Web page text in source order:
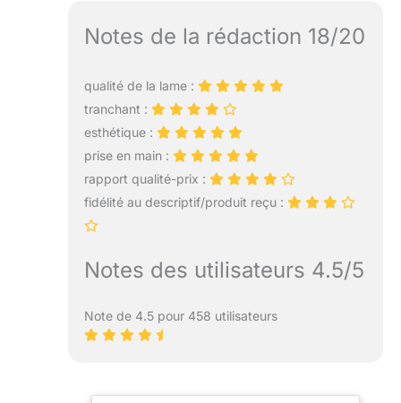
Notes de la rédaction 18/20
qualité de la lame :
tranchant :
esthétique :
prise en main :
rapport qualité-prix :
fidélité au descriptif/produit reçu :
Notes des utilisateurs 4.5/5
Note de 4.5 pour 458 utilisateurs